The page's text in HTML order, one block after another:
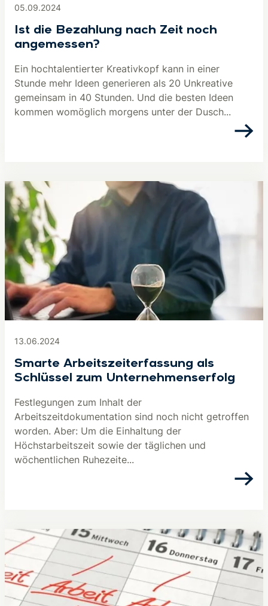
05.09.2024
Ist die Bezahlung nach Zeit noch
angemessen?
Ein hochtalentierter Kreativkopf kann in einer
Stunde mehr Ideen generieren als 20 Unkreative
gemeinsam in 40 Stunden. Und die besten Ideen
kommen womöglich morgens unter der Dusch...
13.06.2024
Smarte Arbeitszeiterfassung als
Schlüssel zum Unternehmenserfolg
Festlegungen zum Inhalt der
Arbeitszeitdokumentation sind noch nicht getroffen
worden. Aber: Um die Einhaltung der
Höchstarbeitszeit sowie der täglichen und
wöchentlichen Ruhezeite...